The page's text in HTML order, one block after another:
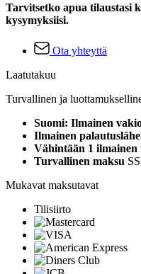
Tarvitsetko apua tilaustasi
kysymyksiisi.
Ota yhteyttä
Laatutakuu
Turvallinen ja
Suomi: Ilmainen
Ilmainen
Vähintään 1 ilmainen
Turvallinen maksu
Mukavat maksutavat
Tilisiirto